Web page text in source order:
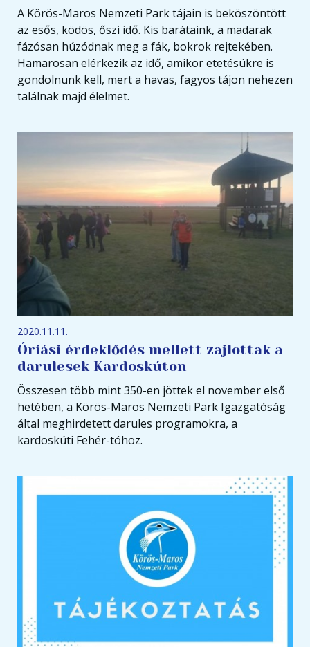
A Körös-Maros Nemzeti Park tájain is beköszöntött
az esős, ködös, őszi idő. Kis barátaink, a madarak
fázósan húzódnak meg a fák, bokrok rejtekében.
Hamarosan elérkezik az idő, amikor etetésükre is
gondolnunk kell, mert a havas, fagyos tájon nehezen
találnak majd élelmet.
2020.11.11.
Óriási érdeklődés mellett zajlottak a
darulesek Kardoskúton
Összesen több mint 350-en jöttek el november első
hetében, a Körös-Maros Nemzeti Park Igazgatóság
által meghirdetett darules programokra, a
kardoskúti Fehér-tóhoz.